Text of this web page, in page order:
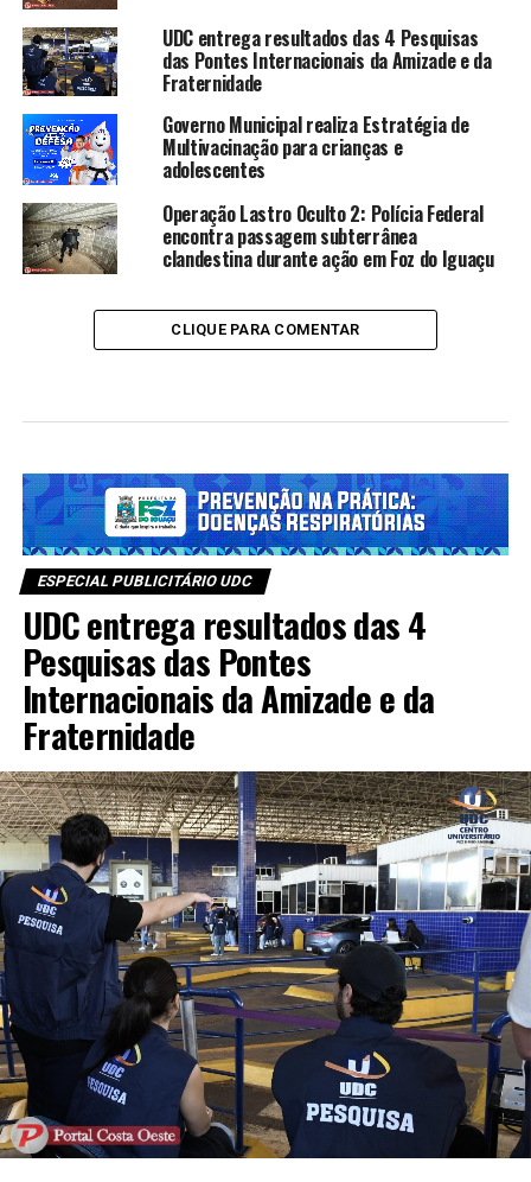
UDC entrega resultados das 4 Pesquisas
das Pontes Internacionais da Amizade e da
Fraternidade
Governo Municipal realiza Estratégia de
Multivacinação para crianças e
adolescentes
Operação Lastro Oculto 2: Polícia Federal
encontra passagem subterrânea
clandestina durante ação em Foz do Iguaçu
CLIQUE PARA COMENTAR
ESPECIAL PUBLICITÁRIO UDC
UDC entrega resultados das 4
Pesquisas das Pontes
Internacionais da Amizade e da
Fraternidade